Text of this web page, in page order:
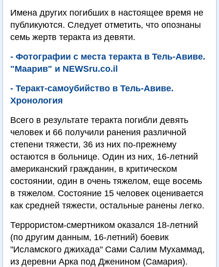
Имена других погибших в настоящее время не
публикуются. Следует отметить, что опознаны
ceмь жертв теракта из девяти.
- Фотографии с места теракта в Тель-Авиве.
"Маарив" и NEWSru.co.il
- Теракт-самоубийство в Тель-Авиве.
Хронология
Всего в результате теракта погибли девять
человек и 66 получили ранения различной
степени тяжести, 36 из них по-прежнему
остаются в больнице. Один из них, 16-летний
американский гражданин, в критическом
состоянии, один в очень тяжелом, еще восемь
в тяжелом. Состояние 15 человек оценивается
как средней тяжести, остальные ранены легко.
Террористом-смертником оказался 18-летний
(по другим данным, 16-летний) боевик
"Исламского джихада" Сами Салим Мухаммад,
из деревни Арка под Дженином (Самария).